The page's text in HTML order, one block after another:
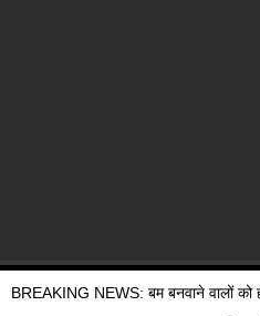
BREAKING NEWS: बम बनवाने वालों को